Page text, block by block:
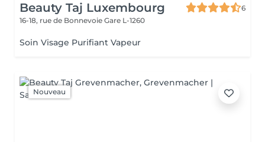
Beauty Taj Luxembourg
6
16-18, rue de Bonnevoie Gare L-1260
Soin Visage Purifiant Vapeur
Nouveau